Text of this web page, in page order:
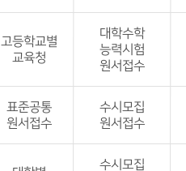
고등학교별
교육청
대학수학
능력시험
원서접수
표준공통
원서접수
수시모집
원서접수
수시모집